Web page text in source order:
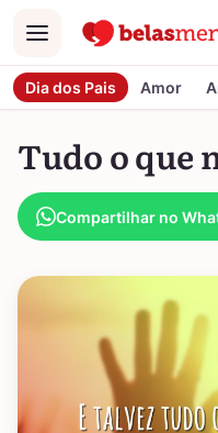
Menu
Dia dos Pais Amor
Tudo o que
Compartilhar no